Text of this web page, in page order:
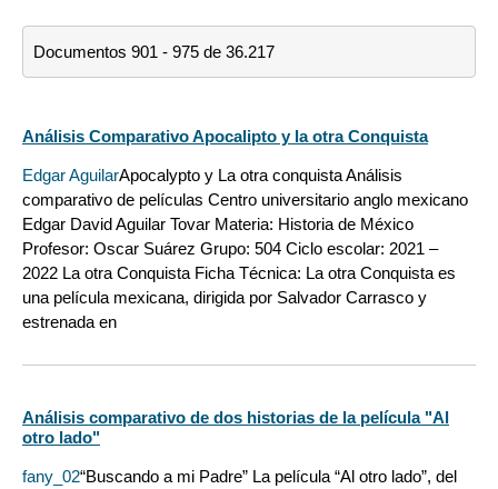
Documentos 901 - 975 de 36.217
Análisis Comparativo Apocalipto y la otra Conquista
Edgar AguilarApocalypto y La otra conquista Análisis
comparativo de películas Centro universitario anglo mexicano
Edgar David Aguilar Tovar Materia: Historia de México
Profesor: Oscar Suárez Grupo: 504 Ciclo escolar: 2021 –
2022 La otra Conquista Ficha Técnica: La otra Conquista es
una película mexicana, dirigida por Salvador Carrasco y
estrenada en
Análisis comparativo de dos historias de la película "Al
otro lado"
fany_02“Buscando a mi Padre” La película “Al otro lado”, del